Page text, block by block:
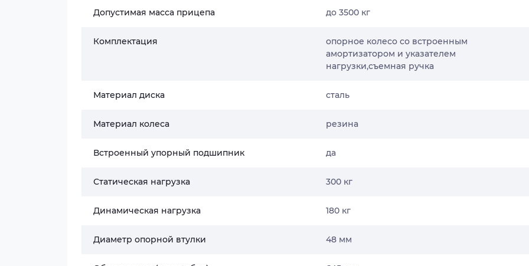
Допустимая масса прицепа до 3500 кг
Комплектация
опорное колесо со встроенным
амортизатором и указателем
нагрузки,съемная ручка
Материал диска сталь
Материал колеса резина
Встроенный упорный подшипник да
Статическая нагрузка 300 кг
Динамическая нагрузка 180 кг
Диаметр опорной втулки 48 мм